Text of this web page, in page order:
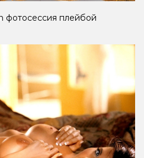
фотосессия плейбой